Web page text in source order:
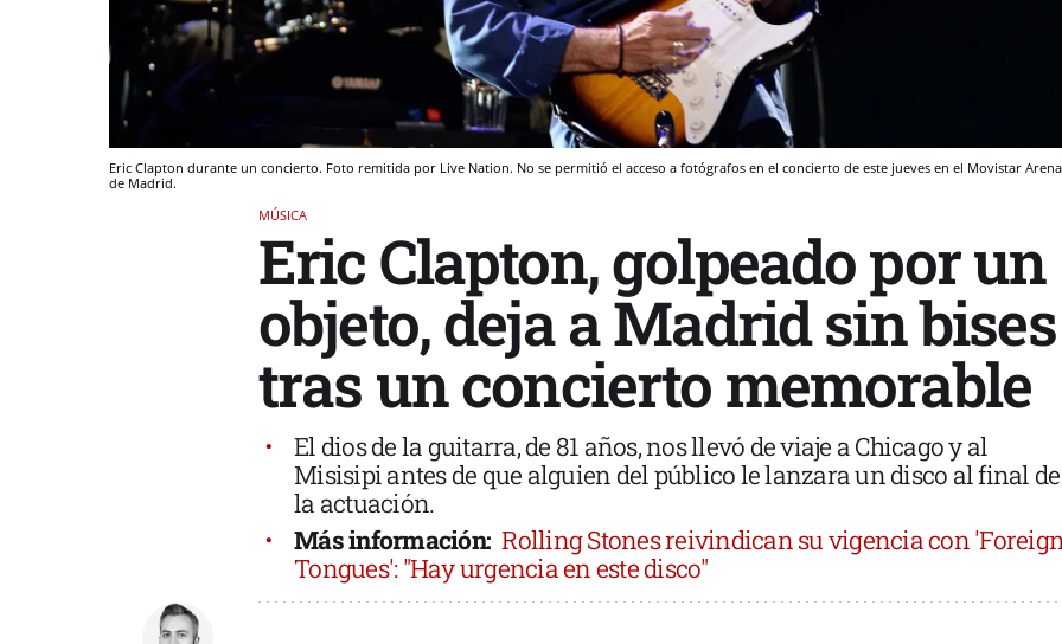
Eric Clapton durante un concierto. Foto remitida por Live Nation. No se permitió el acceso a fotógrafos en el concierto de este jueves en el Movistar Arena
de Madrid.
MÚSICA
Eric Clapton, golpeado por un
objeto, deja a Madrid sin bises
tras un concierto memorable
El dios de la guitarra, de 81 años, nos llevó de viaje a Chicago y al
Misisipi antes de que alguien del público le lanzara un disco al final de
la actuación.
Más información: Rolling Stones reivindican su vigencia con
Tongues': "Hay urgencia en este disco"